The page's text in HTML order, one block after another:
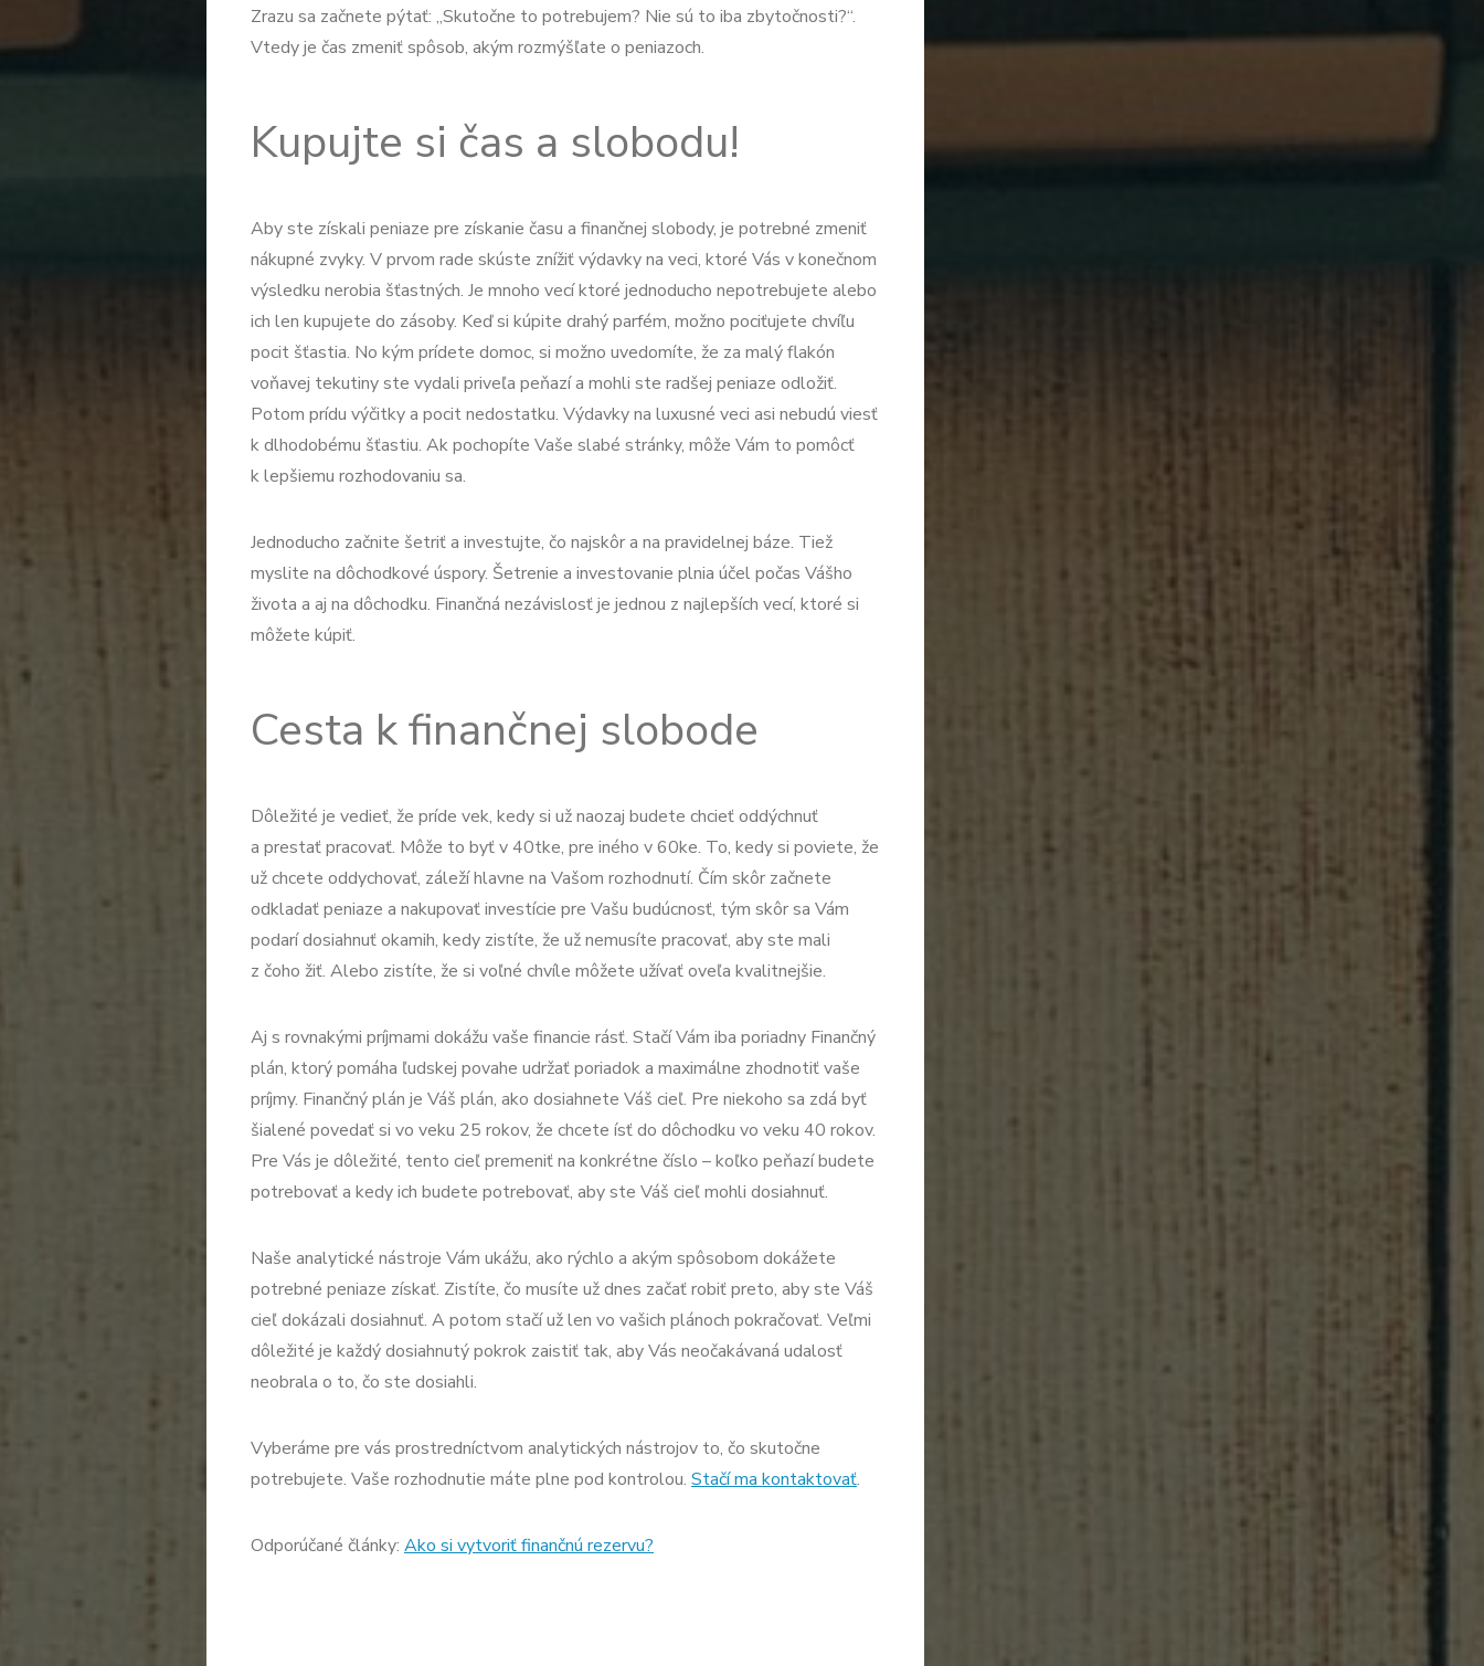
Zrazu sa začnete pýtať: „Skutočne to potrebujem? Nie sú to iba zbytočnosti?“.
Vtedy je čas zmeniť spôsob, akým rozmýšľate o peniazoch.
Kupujte si čas a slobodu!
Aby ste získali peniaze pre získanie času a finančnej slobody, je potrebné zmeniť
nákupné zvyky. V prvom rade skúste znížiť výdavky na veci, ktoré Vás v konečnom
výsledku nerobia šťastných. Je mnoho vecí ktoré jednoducho nepotrebujete alebo
ich len kupujete do zásoby. Keď si kúpite drahý parfém, možno pociťujete chvíľu
pocit šťastia. No kým prídete domoc, si možno uvedomíte, že za malý flakón
voňavej tekutiny ste vydali priveľa peňazí a mohli ste radšej peniaze odložiť.
Potom prídu výčitky a pocit nedostatku. Výdavky na luxusné veci asi nebudú viesť
k dlhodobému šťastiu. Ak pochopíte Vaše slabé stránky, môže Vám to pomôcť
k lepšiemu rozhodovaniu sa.
Jednoducho začnite šetriť a investujte, čo najskôr a na pravidelnej báze. Tiež
myslite na dôchodkové úspory. Šetrenie a investovanie plnia účel počas Vášho
života a aj na dôchodku. Finančná nezávislosť je jednou z najlepších vecí, ktoré si
môžete kúpiť.
Cesta k finančnej slobode
Dôležité je vedieť, že príde vek, kedy si už naozaj budete chcieť oddýchnuť
a prestať pracovať. Môže to byť v 40tke, pre iného v 60ke. To, kedy si poviete, že
už chcete oddychovať, záleží hlavne na Vašom rozhodnutí. Čím skôr začnete
odkladať peniaze a nakupovať investície pre Vašu budúcnosť, tým skôr sa Vám
podarí dosiahnuť okamih, kedy zistíte, že už nemusíte pracovať, aby ste mali
z čoho žiť. Alebo zistíte, že si voľné chvíle môžete užívať oveľa kvalitnejšie.
Aj s rovnakými príjmami dokážu vaše financie rásť. Stačí Vám iba poriadny Finančný
plán, ktorý pomáha ľudskej povahe udržať poriadok a maximálne zhodnotiť vaše
príjmy. Finančný plán je Váš plán, ako dosiahnete Váš cieľ. Pre niekoho sa zdá byť
šialené povedať si vo veku 25 rokov, že chcete ísť do dôchodku vo veku 40 rokov.
Pre Vás je dôležité, tento cieľ premeniť na konkrétne číslo – koľko peňazí budete
potrebovať a kedy ich budete potrebovať, aby ste Váš cieľ mohli dosiahnuť.
Naše analytické nástroje Vám ukážu, ako rýchlo a akým spôsobom dokážete
potrebné peniaze získať. Zistíte, čo musíte už dnes začať robiť preto, aby ste Váš
cieľ dokázali dosiahnuť. A potom stačí už len vo vašich plánoch pokračovať. Veľmi
dôležité je každý dosiahnutý pokrok zaistiť tak, aby Vás neočakávaná udalosť
neobrala o to, čo ste dosiahli.
Vyberáme pre vás prostredníctvom analytických nástrojov to, čo skutočne
potrebujete. Vaše rozhodnutie máte plne pod kontrolou. Stačí ma kontaktovať.
Odporúčané články: Ako si vytvoriť finančnú rezervu?